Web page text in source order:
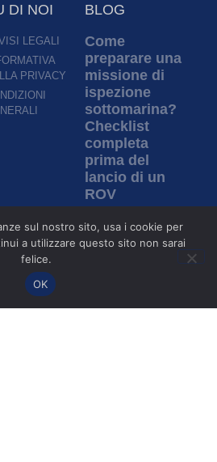
DI NOI
LEGALI
PRIVACY
BLOG
Come
preparare una
missione di
ispezione
sottomarina?
Checklist
completa
prima del
lancio di un
ROV
permettono di
sul nostro sito, usa i cookie per
a utilizzare questo sito non sarai
felice.
OK